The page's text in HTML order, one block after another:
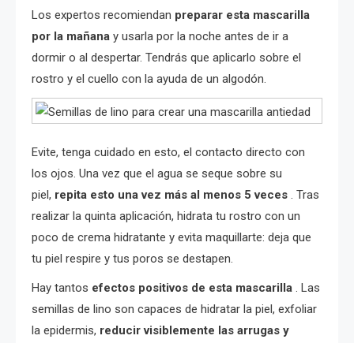
Los expertos recomiendan preparar esta mascarilla
por la mañana y usarla por la noche antes de ir a
dormir o al despertar. Tendrás que aplicarlo sobre el
rostro y el cuello con la ayuda de un algodón.
Evite, tenga cuidado en esto, el contacto directo con
los ojos. Una vez que el agua se seque sobre su
piel, repita esto una vez más al menos 5 veces . Tras
realizar la quinta aplicación, hidrata tu rostro con un
poco de crema hidratante y evita maquillarte: deja que
tu piel respire y tus poros se destapen.
Hay tantos efectos positivos de esta mascarilla . Las
semillas de lino son capaces de hidratar la piel, exfoliar
la epidermis, reducir visiblemente las arrugas y